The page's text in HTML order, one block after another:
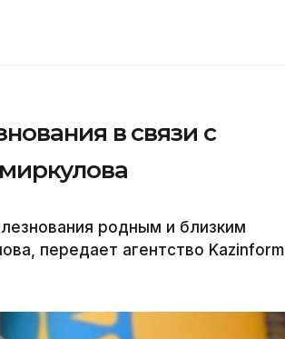
в связи с
родным и близким
передает агентство Kazinform